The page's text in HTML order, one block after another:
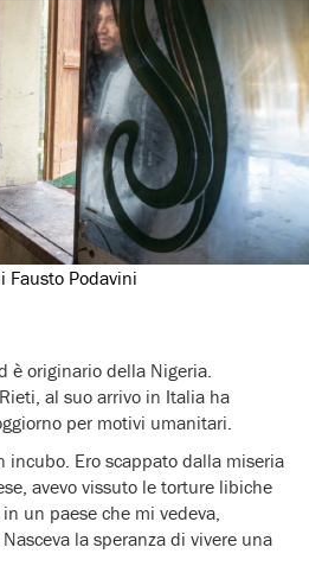
Fausto Podavini
è originario della Nigeria.
al suo arrivo in Italia ha
per motivi umanitari.
incubo. Ero scappato dalla miseria
avevo vissuto le torture libiche
un paese che mi vedeva,
la speranza di vivere una